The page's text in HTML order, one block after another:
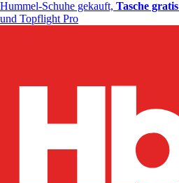
Hummel-Schuhe gekauft, Tasche gratis
und Topflight Pro